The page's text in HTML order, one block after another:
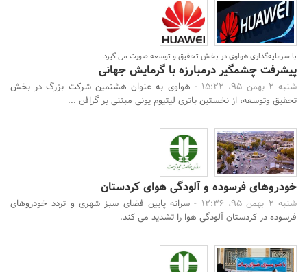
با سرمایه‌گذاری هواوی در بخش تحقیق و توسعه صورت می گیرد
پیشرفت چشمگیر درمبارزه با گرمایش جهانی
شنبه 2 بهمن 95، 15:22 -
هواوی به عنوان هشتمین شرکت بزرگ در بخش
تحقیق وتوسعه، از نخستین باتری لیتیوم یونی مبتنی بر گرافن ...
خودروهای فرسوده و آلودگی هوای کردستان
شنبه 2 بهمن 95، 12:36 -
سرانه پایین فضای سبز شهری و تردد خودروهای
فرسوده در کردستان آلودگی هوا را تشدید می کند.